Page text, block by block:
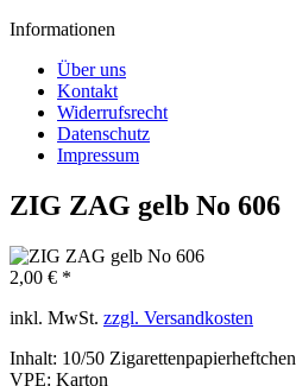
Informationen
Über uns
Kontakt
Widerrufsrecht
Datenschutz
Impressum
ZIG ZAG gelb No 606
2,00 € *
inkl. MwSt. zzgl. Versandkosten
Inhalt: 10/50 Zigarettenpapierheftchen
VPE: Karton